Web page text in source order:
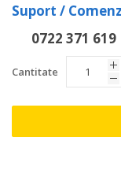
Suport /
0722 371 619
Cantitate